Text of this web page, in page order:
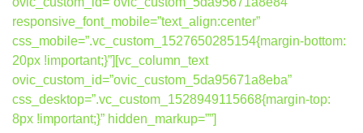
responsive_font_mobile=”text_align:center”
css_mobile=”.vc_custom_1527650285154{margin-bottom:
20px !important;}”][vc_column_text
ovic_custom_id=”ovic_custom_5da95671a8eba”
css_desktop=”.vc_custom_1528949115668{margin-top:
8px !important;}” hidden_markup=””]